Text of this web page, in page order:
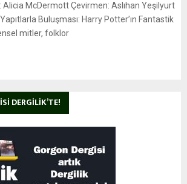
Alicia McDermott Çevirmen: Aslıhan Yeşilyurt
Buluşması: Harry Potter’ın Fantastik
mitler, folklor
DERGILIK’TE!